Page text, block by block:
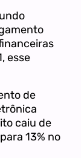
esse
de
caiu de
13% no